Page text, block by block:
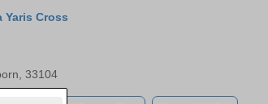
Yaris Cross
33104